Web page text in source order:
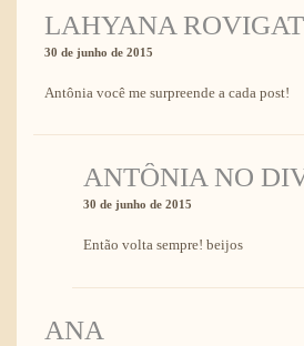
LAHYANA
30 de junho de 2015
Antônia você me surpreende a cada post!
ANTÔNIA NO
30 de junho de 2015
Então volta sempre! beijos
ANA